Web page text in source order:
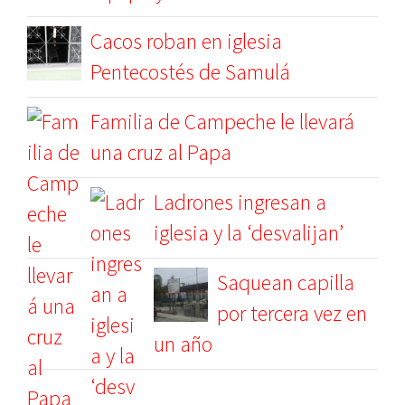
Cacos roban en iglesia
Pentecostés de Samulá
Familia de Campeche le llevará
una cruz al Papa
Ladrones ingresan a
iglesia y la ‘desvalijan’
Saquean capilla
por tercera vez en
un año